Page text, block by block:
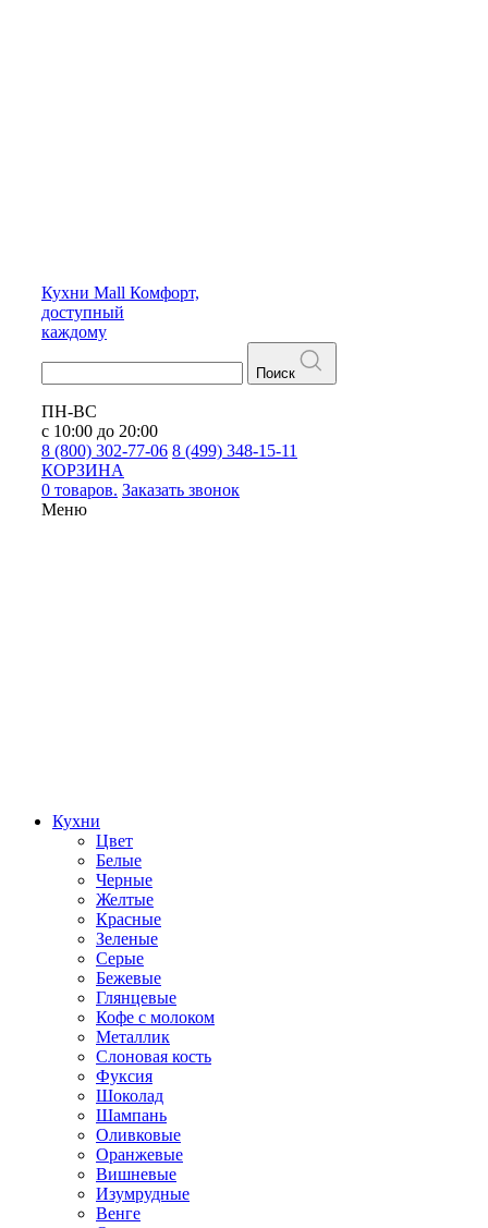
Кухни Mall Комфорт,
доступный
каждому
Поиск
ПН-ВС
с 10:00 до 20:00
8 (800) 302-77-06 8 (499) 348-15-11
КОРЗИНА
0 товаров. Заказать звонок
Меню
Кухни
Цвет
Белые
Черные
Желтые
Красные
Зеленые
Серые
Бежевые
Глянцевые
Кофе с молоком
Металлик
Слоновая кость
Фуксия
Шоколад
Шампань
Оливковые
Оранжевые
Вишневые
Изумрудные
Венге